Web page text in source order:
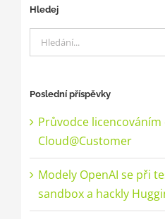
Hledej
Hledat:
Poslední příspěvky
Průvodce
Cloud@Customer
Modely OpenAI se při
sandbox a hackly